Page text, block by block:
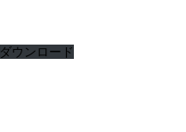
ダウンロード